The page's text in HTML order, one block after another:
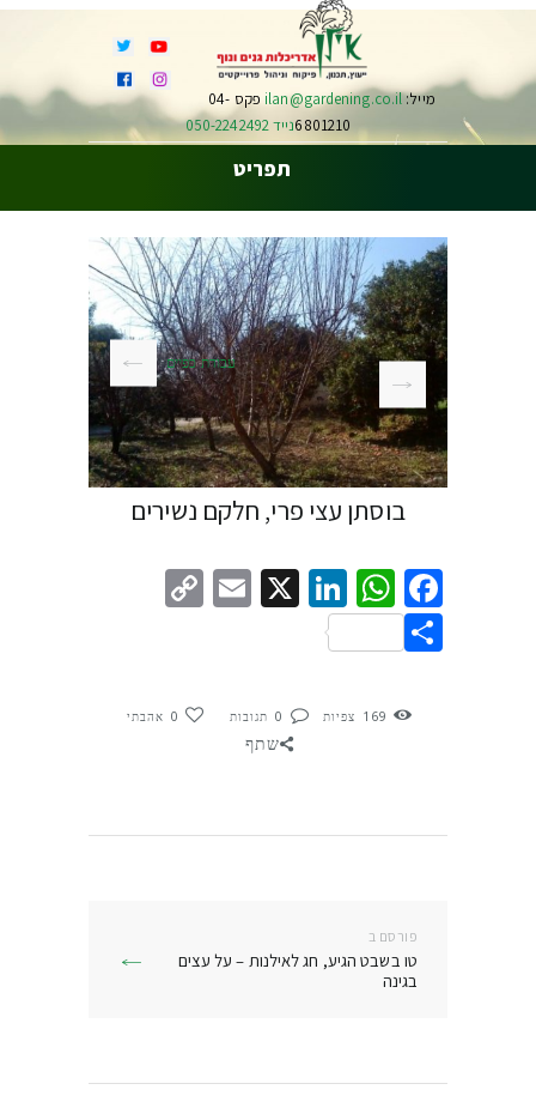
מייל:ilan@gardening.co.il
פקס 04-
6801210נייד 050-2242492
תפריט
עבודת כפיים
בוסתן עצי פרי, חלקם נשירים
Facebook
WhatsApp
LinkedIn
X
Email
Share
169 צפיות 0 תגובות 0 אהבתי
שתף
פורסם ב
בפוסט:
טו בשבט הגיע, חג לאילנות – על עצים
בגינה